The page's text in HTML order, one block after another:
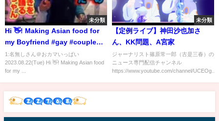
未分類
Hi 👋! Making Asian food for
my Boyfriend #gay #couple
#couplegoals #同性カップル #
ゲイカップル #boyfriend
1:名無しさん＠おカマいっぱい
2023.08.22(Tue) Hi 👋! Making Asian food
for my ...
未分類
【定例ライブ】神田沙也加さ
ん、KK問題、A宮家
ジャーナリスト篠原常一郎（古是三春）の
ニュース専門配信チャンネル
https://www.youtube.com/channel/UCEOg...